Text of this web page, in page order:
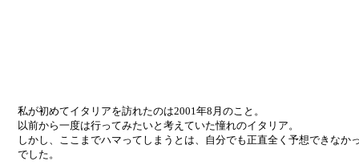
私が初めてイタリアを訪れたのは2001年8月のこと。
以前から一度は行ってみたいと考えていた憧れのイタリア。
しかし、ここまでハマってしまうとは、自分でも正直全く予想できなか
でした。